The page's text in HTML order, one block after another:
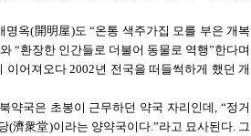
명옥(開明屋)도 “온통 색주가집 모를 부은 개복
“환장한 인간들로 더불어 동물로 역행”한다며
어져오다 2002년 전국을 떠들썩하게 했던 개
약국은 초봉이 근무하던 약국 자리인데, “정거
(濟衆堂)이라는 양약국이다.”라고 묘사된다. 그